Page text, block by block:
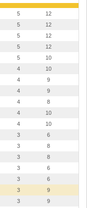
5 12
5 12
5 12
5 12
5 10
4 10
4 9
4 9
4 8
4 10
4 10
3 6
3 8
3 8
3 6
3 6
3 9
3 9